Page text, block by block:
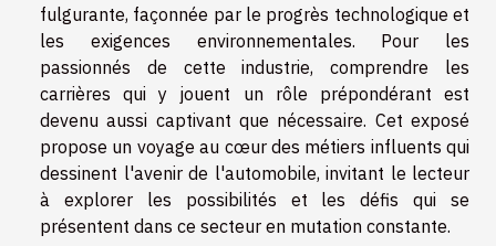
fulgurante, façonnée par le progrès technologique et
les exigences environnementales. Pour les
passionnés de cette industrie, comprendre les
carrières qui y jouent un rôle prépondérant est
devenu aussi captivant que nécessaire. Cet exposé
propose un voyage au cœur des métiers influents qui
dessinent l'avenir de l'automobile, invitant le lecteur
à explorer les possibilités et les défis qui se
présentent dans ce secteur en mutation constante.